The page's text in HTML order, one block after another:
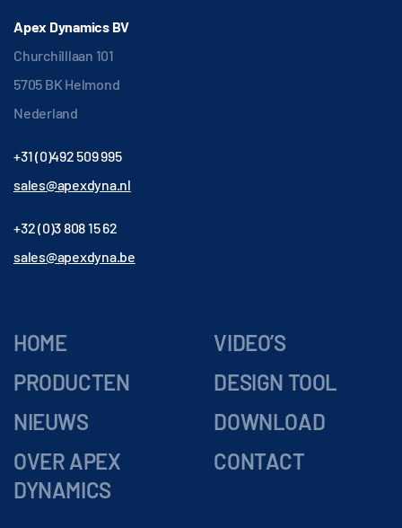
Apex Dynamics BV
Churchilllaan 101
5705 BK Helmond
Nederland
+31 (0)492 509 995
sales@apexdyna.nl
+32 (0)3 808 15 62
sales@apexdyna.be
HOME
PRODUCTEN
NIEUWS
OVER APEX
DYNAMICS
VIDEO’S
DESIGN TOOL
DOWNLOAD
CONTACT